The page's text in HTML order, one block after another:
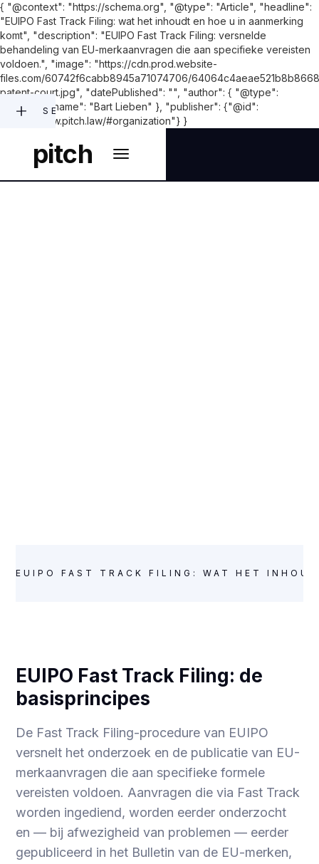
{ "@context": "https://schema.org", "@type": "Article", "headline":
"EUIPO Fast Track Filing: wat het inhoudt en hoe u in aanmerking
komt", "description": "EUIPO Fast Track Filing: versnelde
behandeling van EU-merkaanvragen die aan specifieke vereisten
voldoen.", "image": "https://cdn.prod.website-
files.com/60742f6cabb8945a71074706/
patent-court.jpg", "datePublished": "", "author": { "@type":
"Person", "name": "Bart Lieben" }, "publisher": {"@id":
"https://www.pitch.law/#organization"} }
pitch
SEARCH
EUIPO FAST TRACK FILING: WAT HET
EUIPO Fast Track Filing: de
basisprincipes
De Fast Track Filing-procedure van EUIPO
versnelt het onderzoek en de publicatie van EU-
merkaanvragen die aan specifieke formele
vereisten voldoen. Aanvragen die via Fast Track
worden ingediend, worden eerder onderzocht
en — bij afwezigheid van problemen — eerder
gepubliceerd in het Bulletin van de EU-merken,